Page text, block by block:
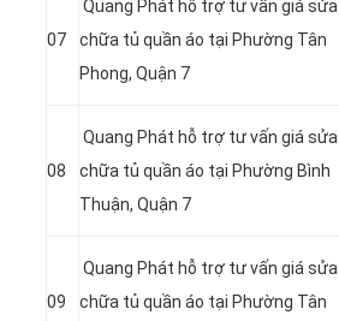
07
Quang Phát hỗ trợ tư vấn giá sửa
chữa tủ quần áo tại Phường Tân
Phong, Quận 7
08
Quang Phát hỗ trợ tư vấn giá sửa
chữa tủ quần áo tại Phường Bình
Thuận, Quận 7
09
Quang Phát hỗ trợ tư vấn giá sửa
chữa tủ quần áo tại Phường Tân